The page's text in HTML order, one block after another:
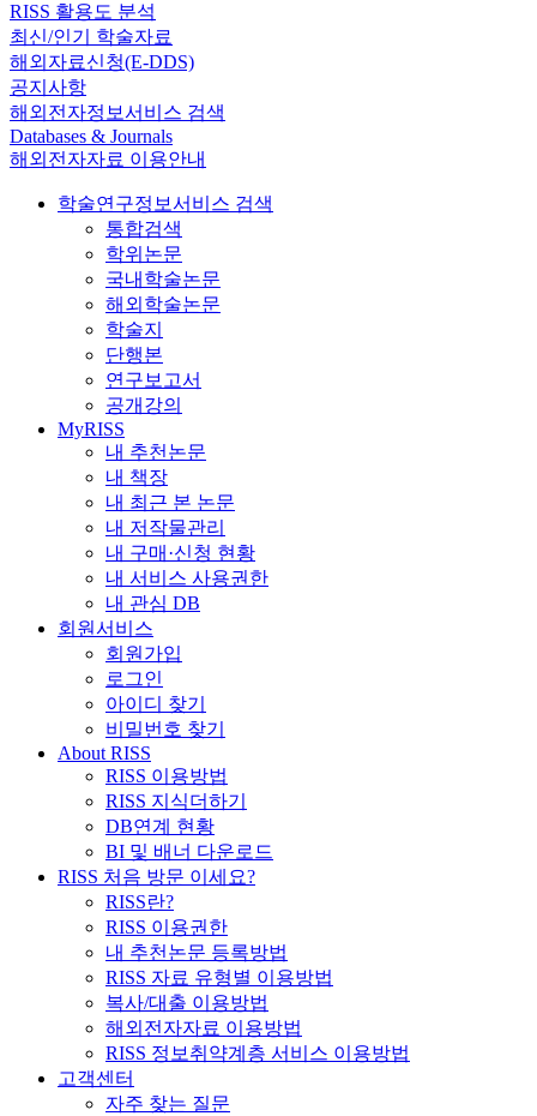
RISS 활용도 분석
최신/인기 학술자료
해외자료신청(E-DDS)
공지사항
해외전자정보서비스 검색
Databases & Journals
해외전자자료 이용안내
학술연구정보서비스 검색
통합검색
학위논문
국내학술논문
해외학술논문
학술지
단행본
연구보고서
공개강의
MyRISS
내 추천논문
내 책장
내 최근 본 논문
내 저작물관리
내 구매·신청 현황
내 서비스 사용권한
내 관심 DB
회원서비스
회원가입
로그인
아이디 찾기
비밀번호 찾기
About RISS
RISS 이용방법
RISS 지식더하기
DB연계 현황
BI 및 배너 다운로드
RISS 처음 방문 이세요?
RISS란?
RISS 이용권한
내 추천논문 등록방법
RISS 자료 유형별 이용방법
복사/대출 이용방법
해외전자자료 이용방법
RISS 정보취약계층 서비스 이용방법
고객센터
자주 찾는 질문